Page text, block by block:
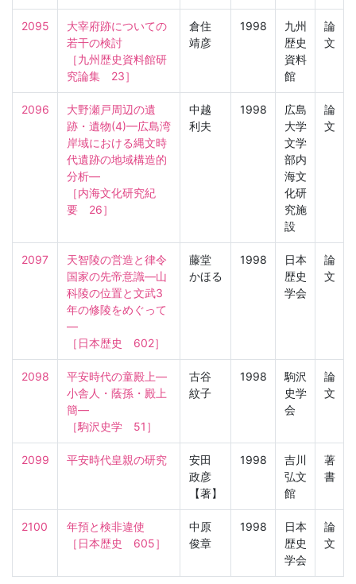
2095
大宰府跡についての
若干の検討
［九州歴史資料館研
究論集　23］
倉住
靖彦
1998
九州
歴史
資料
館
論
文
2096
大野瀬戸周辺の遺
跡・遺物(4)—広島湾
岸域における縄文時
代遺跡の地域構造的
分析—
［内海文化研究紀
要　26］
中越
利夫
1998
広島
大学
文学
部内
海文
化研
究施
設
論
文
2097
天智陵の営造と律令
国家の先帝意識—山
科陵の位置と文武3
年の修陵をめぐって
—
［日本歴史　602］
藤堂
かほる
1998
日本
歴史
学会
論
文
2098
平安時代の童殿上—
小舎人・蔭孫・殿上
簡—
［駒沢史学　51］
古谷
紋子
1998
駒沢
史学
会
論
文
2099 平安時代皇親の研究
安田
政彦
【著】
1998
吉川
弘文
館
著
書
2100
年預と検非違使
［日本歴史　605］
中原
俊章
1998
日本
歴史
学会
論
文